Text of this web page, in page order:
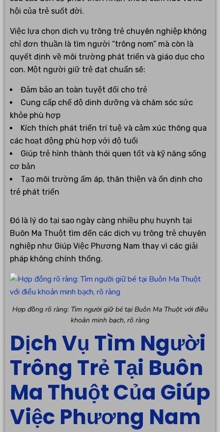
hội của trẻ suốt đời.
Việc lựa chọn dịch vụ trông trẻ chuyên nghiệp không
chỉ đơn thuần là tìm người “trông nom” mà còn là
quyết định về môi trường phát triển và giáo dục cho
con. Một người giữ trẻ đạt chuẩn sẽ:
Đảm bảo an toàn tuyệt đối cho trẻ
Cung cấp chế độ dinh dưỡng và chăm sóc sức
khỏe phù hợp
Kích thích phát triển trí tuệ và cảm xúc thông qua
các hoạt động phù hợp với độ tuổi
Giúp trẻ hình thành thói quen tốt và kỹ năng sống
cơ bản
Tạo môi trường ấm áp, thân thiện và ổn định cho
trẻ phát triển
Đó là lý do tại sao ngày càng nhiều phụ huynh tại
Buôn Ma Thuột tìm đến các dịch vụ trông trẻ chuyên
nghiệp như Giúp Việc Phương Nam thay vì các giải
pháp không chính thống.
Hợp đồng rõ ràng: Tìm người giữ bé tại Buôn Ma Thuột với điều
khoản minh bạch, rõ ràng
Dịch Vụ Tìm Người
Trông Trẻ Tại Buôn
Ma Thuột Của Giúp
Việc Phương Nam